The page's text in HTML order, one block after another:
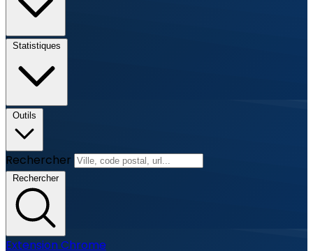
Statistiques
Outils
Rechercher
Rechercher
Extension Chrome